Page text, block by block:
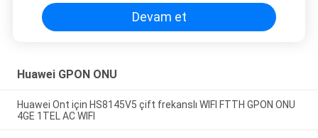
Devam et
Huawei GPON ONU
Huawei Ont için HS8145V5 çift frekanslı WIFI FTTH GPON ONU
4GE 1TEL AC WIFI